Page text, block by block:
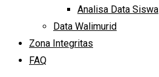
Analisa Data Siswa
Data Walimurid
Zona Integritas
FAQ